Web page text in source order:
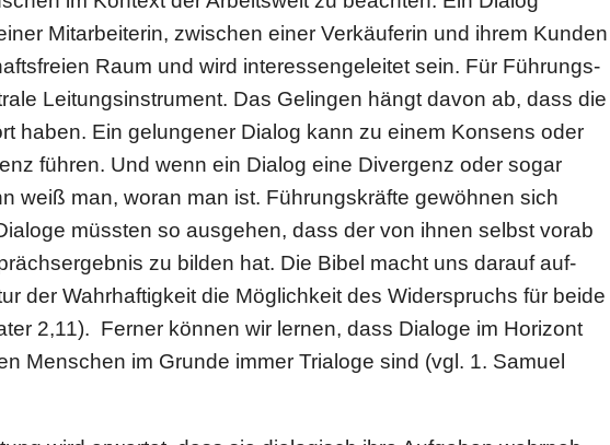
Mit­ar­bei­te­rin, zwischen einer Ver­käu­fe­rin und ihrem Kunden
Raum und wird inter­es­sen­ge­lei­tet sein. Für Füh­rungs­
Lei­tungs­in­stru­ment. Das Gelingen hängt davon ab, dass die
haben. Ein gelun­ge­ner Dialog kann zu einem Konsens oder
führen. Und wenn ein Dialog eine Diver­genz oder sogar
weiß man, woran man ist. Füh­rungs­kräfte gewöhnen sich
müssten so ausgehen, dass der von ihnen selbst vorab
zu bilden hat. Die Bibel macht uns darauf auf­
der Wahr­haf­tig­keit die Mög­lich­keit des Wider­spruchs für beide
2,11). Ferner können wir lernen, dass Dialoge im Horizont
Menschen im Grunde immer Trialoge sind (vgl. 1. Samuel